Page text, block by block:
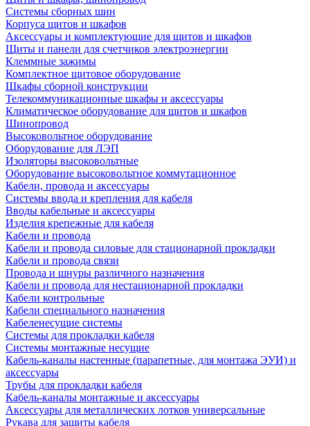
Системы сборных шин
Корпуса щитов и шкафов
Аксессуары и комплектующие для щитов и шкафов
Щиты и панели для счетчиков электроэнергии
Клеммные зажимы
Комплектное щитовое оборудование
Шкафы сборной конструкции
Телекоммуникационные шкафы и аксессуары
Климатическое оборудование для щитов и шкафов
Шинопровод
Высоковольтное оборудование
Оборудование для ЛЭП
Изоляторы высоковольтные
Оборудование высоковольтное коммутационное
Кабели, провода и аксессуары
Системы ввода и крепления для кабеля
Вводы кабельные и аксессуары
Изделия крепежные для кабеля
Кабели и провода
Кабели и провода силовые для стационарной прокладки
Кабели и провода связи
Провода и шнуры различного назначения
Кабели и провода для нестационарной прокладки
Кабели контрольные
Кабели специального назначения
Кабеленесущие системы
Системы для прокладки кабеля
Системы монтажные несущие
Кабель-каналы настенные (парапетные, для монтажа ЭУИ) и
аксессуары
Трубы для прокладки кабеля
Кабель-каналы монтажные и аксессуары
Аксессуары для металлических лотков универсальные
Рукава для защиты кабеля